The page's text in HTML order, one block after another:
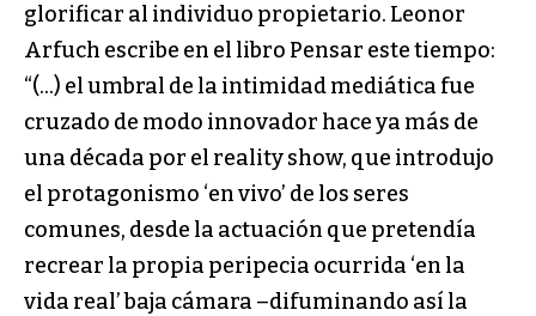
glorificar al individuo propietario. Leonor
Arfuch escribe en el libro Pensar este tiempo:
“(…) el umbral de la intimidad mediática fue
cruzado de modo innovador hace ya más de
una década por el reality show, que introdujo
el protagonismo ‘en vivo’ de los seres
comunes, desde la actuación que pretendía
recrear la propia peripecia ocurrida ‘en la
vida real’ baja cámara –difuminando así la